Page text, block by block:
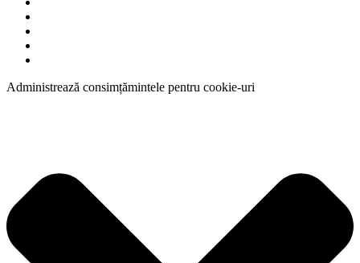
Administrează consimțămintele pentru cookie-uri